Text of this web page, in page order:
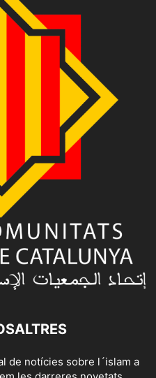
de notícies sobre l´islam a